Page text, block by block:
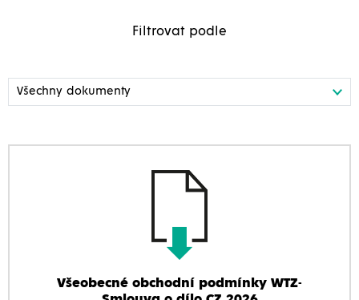
Filtrovat podle
Všeobecné obchodní podmínky WTZ-